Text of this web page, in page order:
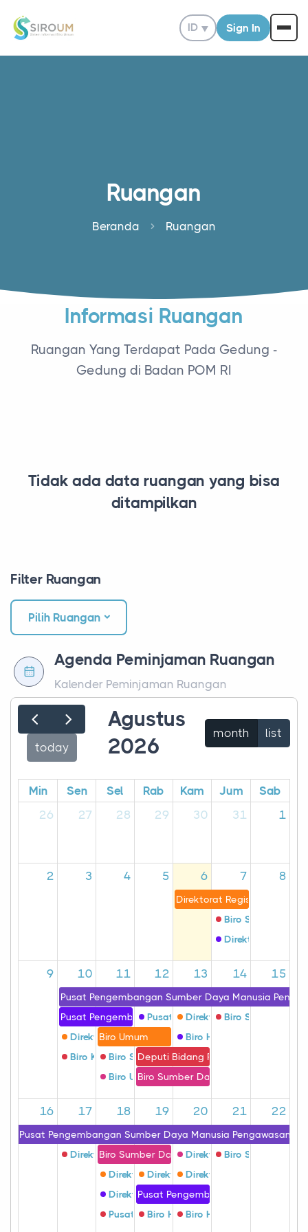
ID ▼ Sign In
Ruangan
Beranda Ruangan
Informasi Ruangan
Ruangan Yang Terdapat Pada Gedung -
Gedung di Badan POM RI
Tidak ada data ruangan yang bisa
ditampilkan
Filter Ruangan
Pilih Ruangan
Agenda Peminjaman Ruangan
Kalender Peminjaman Ruangan
today
Agustus
2026
month list
Min Sen Sel Rab Kam Jum
Sab
26
27 28 29 30 31 1
2 3 4 5 6
Direktorat Registrasi
7
Biro Sumber
Direktorat
8
9 10
Pusat Pengembangan Sumber Daya Manusia
Pusat Pengembangan Sumber Daya Manusia
Direktorat Pengawasan Obat Tradisional Dan
Biro Kerja Sama Dan Hubungan Masyarakat
11
Biro Umum
Biro Sumber Daya Manusia
Biro Umum
12
Pusat Pengembangan Sumber
Deputi Bidang Penindakan
Biro Sumber Daya Manusia
13
Direktorat Standardisasi
Biro Hukum Dan
14
Biro Sumber
15
16
Pusat Pengembangan Sumber Daya Manusia Pengawasan
17
Direktorat Pengawasan Keamanan, Mutu, Dan
18
Biro Sumber Daya Manusia
Direktorat Pengawasan Obat Tradisional
Direktorat Pengawasan Produksi Pangan
Pusat Analisis Dan Kajian Obat Dan
19
Direktorat Standardisasi Obat,
Pusat Pengembangan Sumber
Biro Hukum Dan Organisasi
20
Direktorat Standardisasi
Direktorat Pengawasan
Biro Hukum Dan
21
Biro Sumber
22